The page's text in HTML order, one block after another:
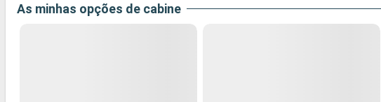
As minhas opções de cabine